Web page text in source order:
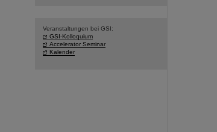
Veranstaltungen bei GSI:
GSI-Kolloquium
Accelerator Seminar
Kalender